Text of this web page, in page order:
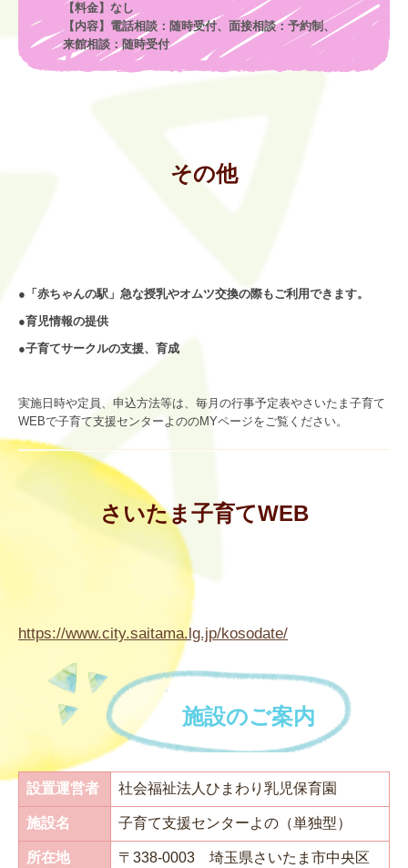
【料金】なし
【内容】電話相談：随時受付、面接相談：予約制、
来館相談：随時受付
その他
●「赤ちゃんの駅」急な授乳やオムツ交換の際もご利用できます。
●育児情報の提供
●子育てサークルの支援、育成
実施日時や定員、申込方法等は、毎月の行事予定表やさいたま子育て
WEBで子育て支援センターよののMYページをご覧ください。
さいたま子育てWEB
https://www.city.saitama.lg.jp/kosodate/
設置運営者 社会福祉法人ひまわり乳児保育園
施設名 子育て支援センターよの（単独型）
所在地
〒338-0003 埼玉県さいたま市中央区